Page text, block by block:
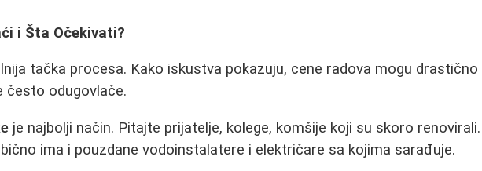
i Šta Očekivati?
tačka procesa. Kako iskustva pokazuju, cene radova mogu drastično
često odugovlače.
je najbolji način. Pitajte prijatelje, kolege, komšije koji su skoro renovirali.
ima i pouzdane vodoinstalatere i električare sa kojima sarađuje.